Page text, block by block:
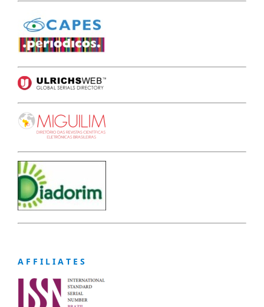
A F F I L I A T E S